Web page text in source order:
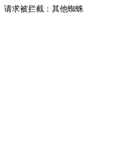
请求被拦截：其他蜘蛛